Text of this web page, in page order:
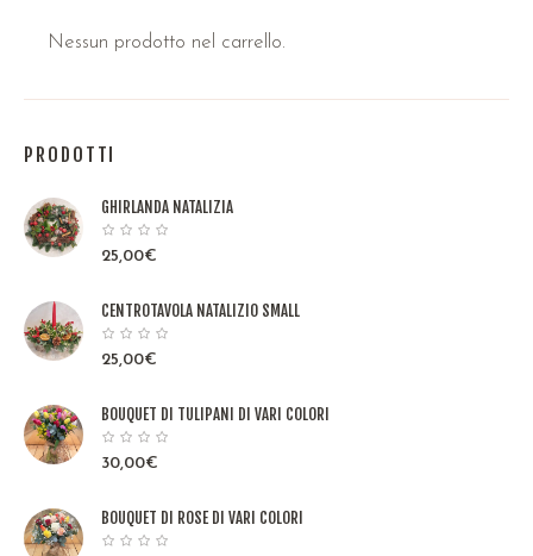
Nessun prodotto nel carrello.
PRODOTTI
GHIRLANDA NATALIZIA
25,00€
CENTROTAVOLA NATALIZIO SMALL
25,00€
BOUQUET DI TULIPANI DI VARI COLORI
30,00€
BOUQUET DI ROSE DI VARI COLORI